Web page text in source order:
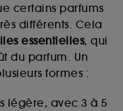
certains parfums
différents. Cela
essentielles, qui
du parfum. Un
formes :
légère, avec 3 à 5